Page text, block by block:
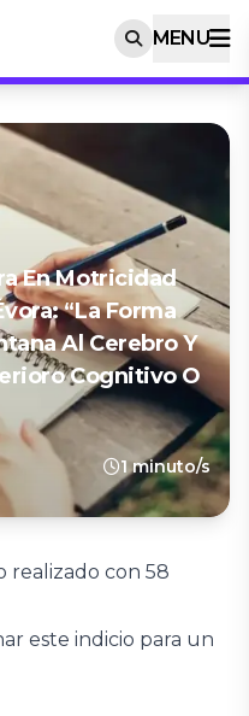
MENU
En Motricidad
“La Forma
Al Cerebro Y
Cognitivo O
1 minuto/s
realizado con 58
este indicio para un